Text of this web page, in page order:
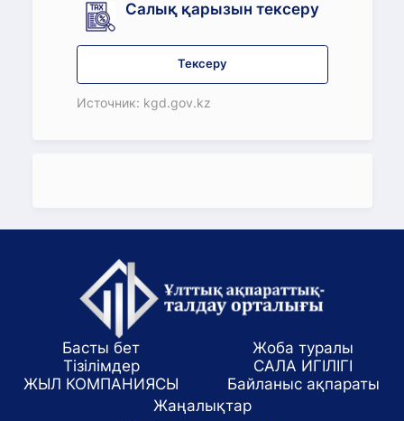
Салық қарызын тексеру
Тексеру
Источник: kgd.gov.kz
Басты бет
Жоба туралы
Тізілімдер
САЛА ИГІЛІГІ
ЖЫЛ КОМПАНИЯСЫ
Байланыс ақпараты
Жаңалықтар